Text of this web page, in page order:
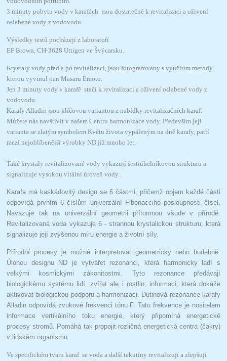
3 minuty pobytu vody v karafách jsou dostatečné k revitalizaci a oživení
oslabené vody z vodovodu.
Výsledky testů pocházejí z laboratoří
EF Brown, CH-3628 Uttigen ve Švýcarsku.
Krystaly vody před a po revitalizaci, jsou fotografovány s využitím metody,
kterou vyvinul pan Masaru Emoto.
Jen 3 minuty vody v karafě stačí k revitalizaci a oživení oslabené vody z
vodovodu.
Karafy Alladin jsou klíčovou variantou z nabídky revitalizačních karaf.
Můžete nás navštívit v našem Centru harmonizace vody. Především její
varianta se zlatým symbolem Květu života vypáleným na dně karafy, patří
mezi nejoblíbenější výrobky ND již mnoho let.
Také krystaly revitalizované vody vykazují šestiúhelníkovou strukturu a
signalizuje vysokou vitální úroveň vody.
Karafa má kaskádovitý design se 6 částmi, přičemž objem každé části
odpovídá prvním 6 číslům univerzální Fibonacciho posloupnosti čísel.
Navazuje tak na univerzální geometrii přítomnou všude v přírodě.
Revitalizovaná voda vykazuje 6 - strannou krystalickou strukturu, která
signalizuje její zvýšenou míru energie a životní síly.
Přírodní procesy je možné interpretovat geometricky nebo hudebně.
Úlohou designu ND je vytvářet rezonanci, která harmonicky ladí s
velkými kosmickými zákonitostmi. Tyto rezonance předávají
biologickému systému lidí, zvířat ale i rostlin, informaci, která dokáže
aktivovat biologickou podporu a harmonizaci. Dutinová rezonance karafy
Alladin odpovídá zvukové frekvenci tónu F. Tato frekvence je nositelem
informace vertikálního toku energie, který připomíná energetické
procesy stromů. Pomáhá tak propojit rozličná energetická centra (čakry)
v lidském organismu.
Ve specifickém tvaru karaf se voda a další tekutiny revitalizují a zlepšují